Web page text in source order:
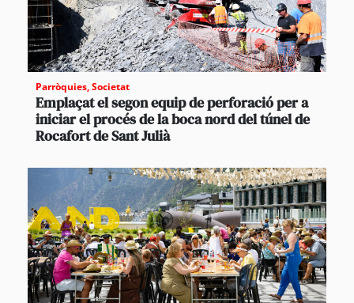
Parròquies,Societat
Emplaçat el segon equip de perforació per a
iniciar el procés de la boca nord del túnel de
Rocafort de Sant Julià